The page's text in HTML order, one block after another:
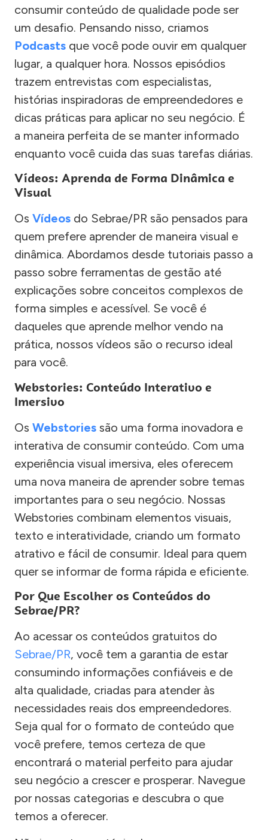
consumir conteúdo de qualidade pode ser
um desafio. Pensando nisso, criamos
Podcasts que você pode ouvir em qualquer
lugar, a qualquer hora. Nossos episódios
trazem entrevistas com especialistas,
histórias inspiradoras de empreendedores e
dicas práticas para aplicar no seu negócio. É
a maneira perfeita de se manter informado
enquanto você cuida das suas tarefas diárias.
Vídeos: Aprenda de Forma Dinâmica e
Visual
Os Vídeos do Sebrae/PR são pensados para
quem prefere aprender de maneira visual e
dinâmica. Abordamos desde tutoriais passo a
passo sobre ferramentas de gestão até
explicações sobre conceitos complexos de
forma simples e acessível. Se você é
daqueles que aprende melhor vendo na
prática, nossos vídeos são o recurso ideal
para você.
Webstories: Conteúdo Interativo e
Imersivo
Os Webstories são uma forma inovadora e
interativa de consumir conteúdo. Com uma
experiência visual imersiva, eles oferecem
uma nova maneira de aprender sobre temas
importantes para o seu negócio. Nossas
Webstories combinam elementos visuais,
texto e interatividade, criando um formato
atrativo e fácil de consumir. Ideal para quem
quer se informar de forma rápida e eficiente.
Por Que Escolher os Conteúdos do
Sebrae/PR?
Ao acessar os conteúdos gratuitos do
Sebrae/PR, você tem a garantia de estar
consumindo informações confiáveis e de
alta qualidade, criadas para atender às
necessidades reais dos empreendedores.
Seja qual for o formato de conteúdo que
você prefere, temos certeza de que
encontrará o material perfeito para ajudar
seu negócio a crescer e prosperar. Navegue
por nossas categorias e descubra o que
temos a oferecer.